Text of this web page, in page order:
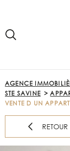
recherche
principal
AGENCE
STE SAVINE
VENTE D UN
RETOUR